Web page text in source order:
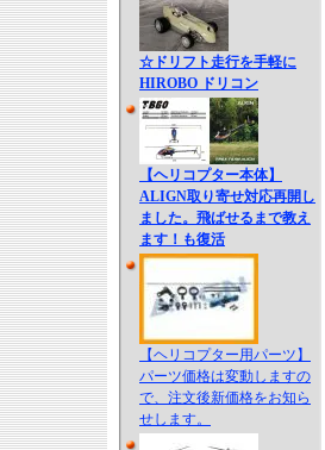
☆ドリフト走行を手軽に
HIROBO ドリコン
【ヘリコプター本体】
ALIGN取り寄せ対応再開し
ました。飛ばせるまで教え
ます！も復活
【ヘリコプター用パーツ】
パーツ価格は変動しますの
で、注文後新価格をお知ら
せします。